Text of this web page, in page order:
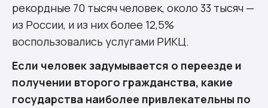
рекордные 70 тысяч человек, около 33 тысяч —
из России, и из них более 12,5%
воспользовались услугами РИКЦ.
Если человек задумывается о переезде и
получении второго гражданства, какие
государства наиболее привлекательны по